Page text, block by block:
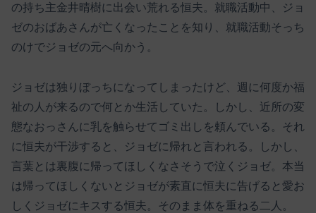
の持ち主金井晴樹に出会い荒れる恒夫。就職活動中、ジョ
ゼのおばあさんが亡くなったことを知り、就職活動そっち
のけでジョゼの元へ向かう。
ジョゼは独りぼっちになってしまったけど、週に何度か福
祉の人が来るので何とか生活していた。しかし、近所の変
態なおっさんに乳を触らせてゴミ出しを頼んでいる。それ
に恒夫が干渉すると、ジョゼに帰れと言われる。しかし、
言葉とは裏腹に帰ってほしくなさそうで泣くジョゼ。本当
は帰ってほしくないとジョゼが素直に恒夫に告げると愛お
しくジョゼにキスする恒夫。そのまま体を重ねる二人。